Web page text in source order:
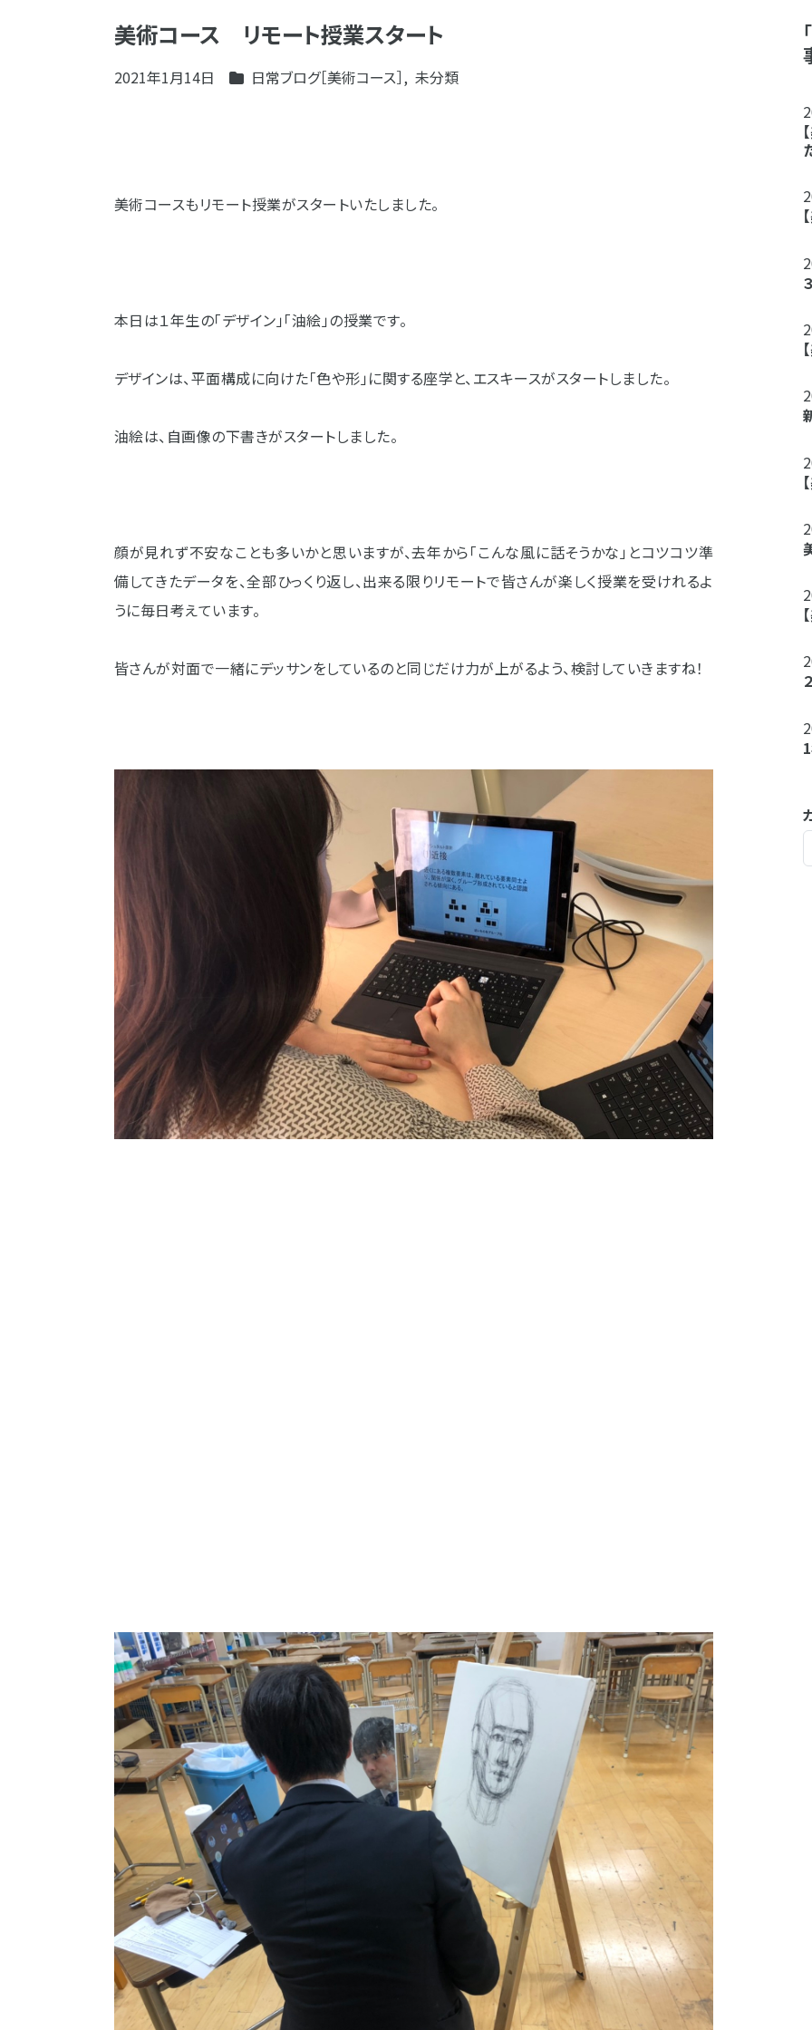
美術コース リモート授業スタート
2021年1月14日 日常ブログ［美術コース］, 未分類
美術コースもリモート授業がスタートいたしました。
本日は１年生の「デザイン」「油絵」の授業です。
デザインは、平面構成に向けた「色や形」に関する座学と、エスキースがスタートしました。
油絵は、自画像の下書きがスタートしました。
顔が見れず不安なことも多いかと思いますが、去年から「こんな風に話そうかな」とコツコツ準
備してきたデータを、全部ひっくり返し、出来る限りリモートで皆さんが楽しく授業を受けれるよ
うに毎日考えています。
皆さんが対面で一緒にデッサンをしているのと同じだけ力が上がるよう、検討していきますね！